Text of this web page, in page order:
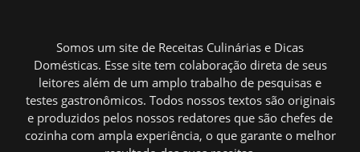
Somos um site de Receitas Culinárias e Dicas
Domésticas. Esse site tem colaboração direta de seus
leitores além de um amplo trabalho de pesquisas e
testes gastronômicos. Todos nossos textos são originais
e produzidos pelos nossos redatores que são chefes de
cozinha com ampla experiência, o que garante o melhor